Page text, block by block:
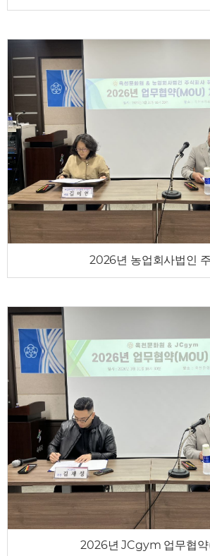
2026년 농업회사법인
2026년 JCgym 업무협약